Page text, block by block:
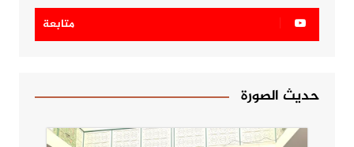
متابعة
حديث الصورة